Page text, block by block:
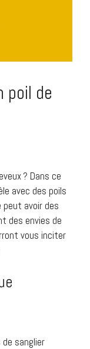
poil de
? Dans ce
avec des poils
peut avoir des
des envies de
vous inciter
sanglier